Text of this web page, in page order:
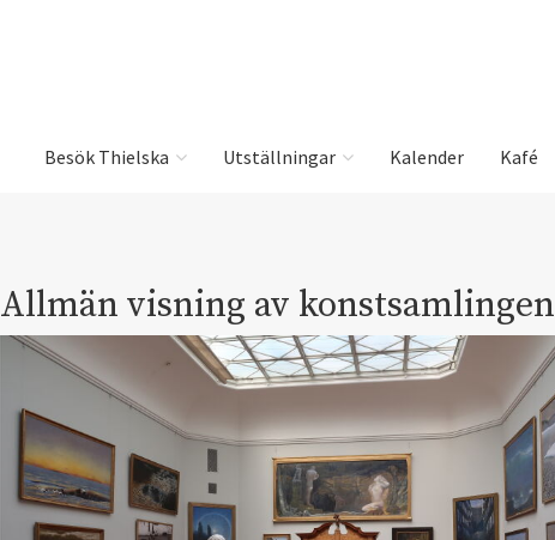
Besök Thielska Utställningar Kalender Kafé
Allmän visning av konstsamlingen